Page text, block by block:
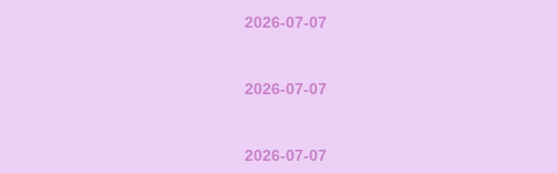
2026-07-07
2026-07-07
2026-07-07